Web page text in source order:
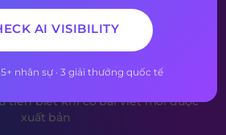
bản tin của
tôi
tiên biết khi có bài viết mới được
xuất bản
AI VISIBILITY
nhân sự · 3 giải thưởng quốc tế